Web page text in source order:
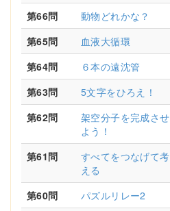
第66問
動物どれかな？
第65問
血液大循環
第64問
６本の遠沈管
第63問
5文字をひろえ！
第62問
架空分子を完成させ
よう！
第61問
すべてをつなげて考
える
第60問 パズルリレー2